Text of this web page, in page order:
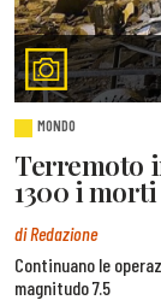
MONDO
Terremoto
1300 i morti
di Redazione
Continuano le
magnitudo 7.5